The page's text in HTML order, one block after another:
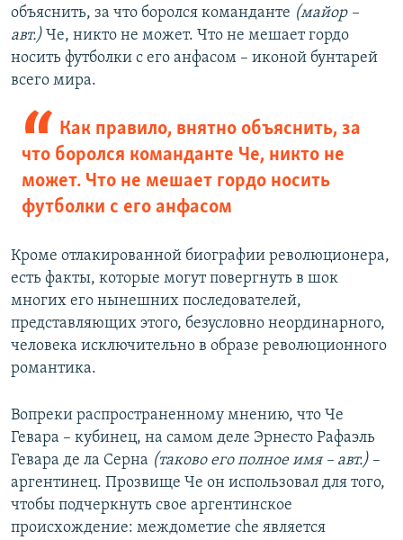
объяснить, за что боролся команданте (майор –
авт.) Че, никто не может. Что не мешает гордо
носить футболки с его анфасом – иконой бунтарей
всего мира.
Как правило, внятно объяснить, за
что боролся команданте Че, никто не
может. Что не мешает гордо носить
футболки с его анфасом
Кроме отлакированной биографии революционера,
есть факты, которые могут повергнуть в шок
многих его нынешних последователей,
представляющих этого, безусловно неординарного,
человека исключительно в образе революционного
романтика.
Вопреки распространенному мнению, что Че
Гевара – кубинец, на самом деле Эрнесто Рафаэль
Гевара де ла Серна (таково его полное имя – авт.) –
аргентинец. Прозвище Че он использовал для того,
чтобы подчеркнуть свое аргентинское
происхождение: междометие che является